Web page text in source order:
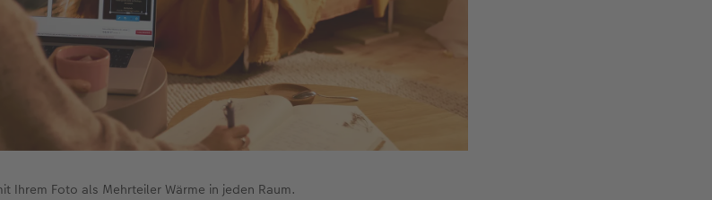
Ihrem Foto als Mehrteiler Wärme in jeden Raum.